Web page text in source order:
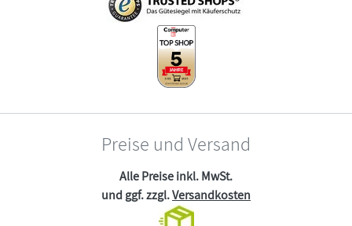
Preise und Versand
Alle Preise inkl. MwSt.
und ggf. zzgl.Versandkosten